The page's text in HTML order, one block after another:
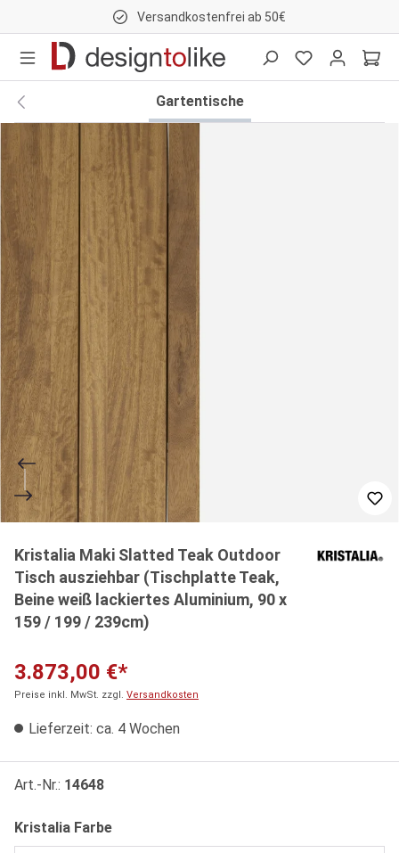
Versandkostenfrei ab 50€
Gartentische
Bildergalerie überspringen
Kristalia Maki Slatted Teak Outdoor
Tisch ausziehbar (Tischplatte Teak,
Beine weiß lackiertes Aluminium, 90 x
159 / 199 / 239cm)
3.873,00 €*
Preise inkl. MwSt. zzgl. Versandkosten
Lieferzeit: ca. 4 Wochen
Art.-Nr.: 14648
Kristalia Farbeauswählen